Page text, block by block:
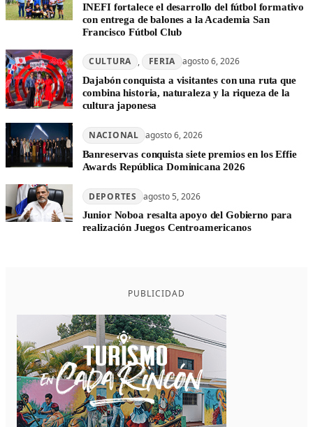
INEFI fortalece el desarrollo del fútbol formativo
con entrega de balones a la Academia San
Francisco Fútbol Club
CULTURA , FERIA agosto 6, 2026
Dajabón conquista a visitantes con una ruta que
combina historia, naturaleza y la riqueza de la
cultura japonesa
NACIONAL agosto 6, 2026
Banreservas conquista siete premios en los Effie
Awards República Dominicana 2026
DEPORTES agosto 5, 2026
Junior Noboa resalta apoyo del Gobierno para
realización Juegos Centroamericanos
PUBLICIDAD